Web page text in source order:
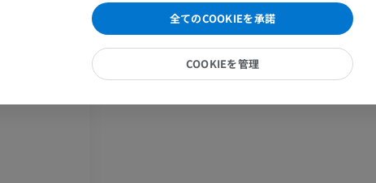
手部MRI
MRI
プレミアム
プレミアム
膝 MRI
MRI
プレミアム
全てのCOOKIEを承諾
COOKIEを管理